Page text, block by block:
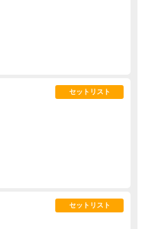
セットリスト
セットリスト